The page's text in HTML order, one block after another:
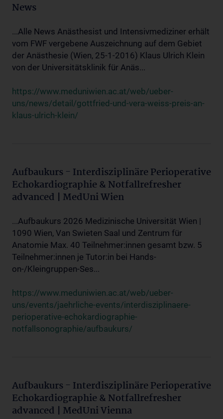
News
...Alle News Anästhesist und Intensivmediziner erhält
vom FWF vergebene Auszeichnung auf dem Gebiet
der Anästhesie (Wien, 25-1-2016) Klaus Ulrich Klein
von der Universitätsklinik für Anäs...
https://www.meduniwien.ac.at/web/ueber-
uns/news/detail/gottfried-und-vera-weiss-preis-an-
klaus-ulrich-klein/
Aufbaukurs - Interdisziplinäre Perioperative
Echokardiographie & Notfallrefresher
advanced | MedUni Wien
...Aufbaukurs 2026 Medizinische Universität Wien |
1090 Wien, Van Swieten Saal und Zentrum für
Anatomie Max. 40 Teilnehmer:innen gesamt bzw. 5
Teilnehmer:innen je Tutor:in bei Hands-
on-/Kleingruppen-Ses...
https://www.meduniwien.ac.at/web/ueber-
uns/events/jaehrliche-events/interdisziplinaere-
perioperative-echokardiographie-
notfallsonographie/aufbaukurs/
Aufbaukurs - Interdisziplinäre Perioperative
Echokardiographie & Notfallrefresher
advanced | MedUni Vienna